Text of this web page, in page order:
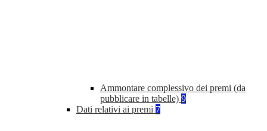
Ammontare complessivo dei premi (da
pubblicare in tabelle) 9
Dati relativi ai premi 7